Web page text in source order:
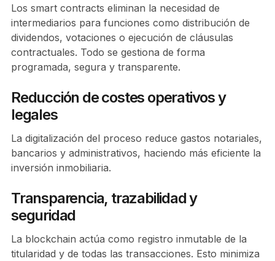
Los smart contracts eliminan la necesidad de
intermediarios para funciones como distribución de
dividendos, votaciones o ejecución de cláusulas
contractuales. Todo se gestiona de forma
programada, segura y transparente.
Reducción de costes operativos y
legales
La digitalización del proceso reduce gastos notariales,
bancarios y administrativos, haciendo más eficiente la
inversión inmobiliaria.
Transparencia, trazabilidad y
seguridad
La blockchain actúa como registro inmutable de la
titularidad y de todas las transacciones. Esto minimiza